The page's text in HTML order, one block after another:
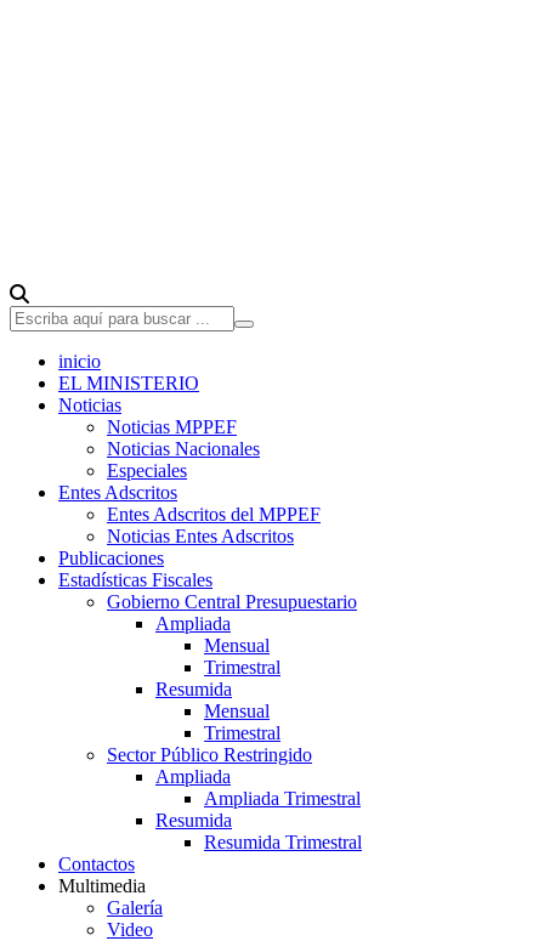
inicio
EL MINISTERIO
Noticias
Noticias MPPEF
Noticias Nacionales
Especiales
Entes Adscritos
Entes Adscritos del MPPEF
Noticias Entes Adscritos
Publicaciones
Estadísticas Fiscales
Gobierno Central Presupuestario
Ampliada
Mensual
Trimestral
Resumida
Mensual
Trimestral
Sector Público Restringido
Ampliada
Ampliada Trimestral
Resumida
Resumida Trimestral
Contactos
Multimedia
Galería
Video